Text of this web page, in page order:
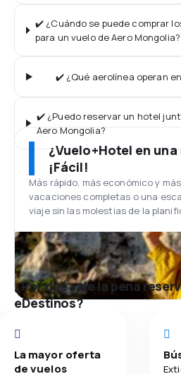
✔️ ¿Cuándo se puede comprar
para un vuelo de Aero Mongolia?
✔️ ¿Qué aerolínea operan
✔️ ¿Puedo reservar un hotel
Aero Mongolia?
¿Vuelo+Hotel en
¡Fácil!
Más rápido, más económico y
vacaciones completas o una
viaje sin las molestias de la
¿Por qué vale la pena
eDestinos?
La mayor oferta
de vuelos